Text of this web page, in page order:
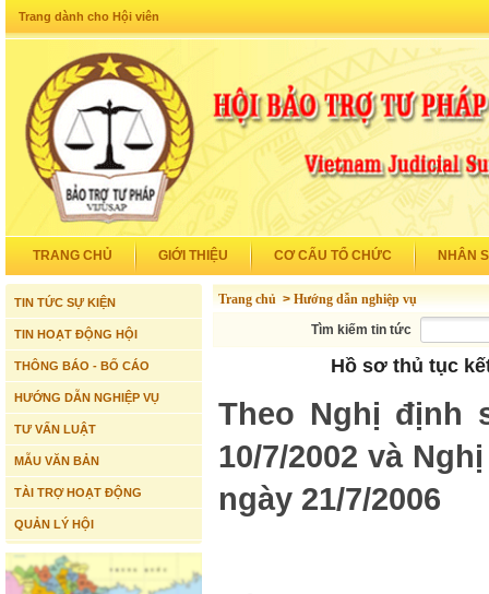
Trang dành cho Hội viên
TRANG CHỦ GIỚI THIỆU CƠ CẤU TỔ CHỨC NHÂN
TIN TỨC SỰ KIỆN
TIN HOẠT ĐỘNG HỘI
THÔNG BÁO - BỐ CÁO
HƯỚNG DẪN NGHIỆP VỤ
TƯ VẤN LUẬT
MẪU VĂN BẢN
TÀI TRỢ HOẠT ĐỘNG
QUẢN LÝ HỘI
Trang chủ > Hướng dẫn nghiệp vụ
Tìm kiếm tin tức
Hồ sơ thủ tục
Theo Nghị định
10/7/2002 và
ngày 21/7/2006